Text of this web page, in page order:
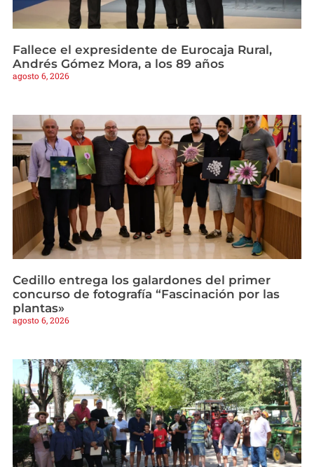
Fallece el expresidente de Eurocaja Rural,
Andrés Gómez Mora, a los 89 años
agosto 6, 2026
Cedillo entrega los galardones del primer
concurso de fotografía “Fascinación por las
plantas»
agosto 6, 2026